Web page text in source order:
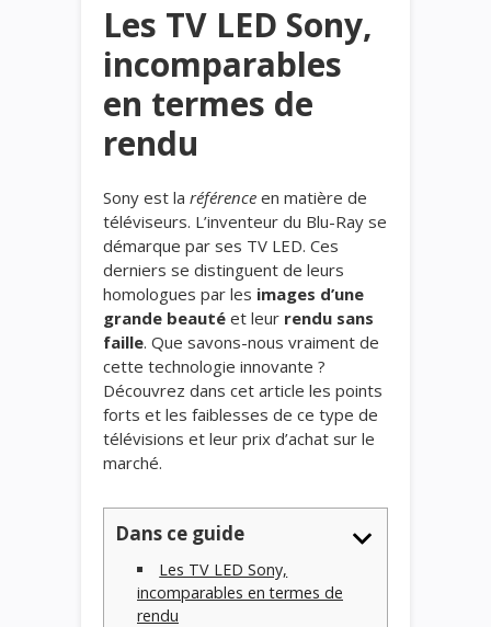
Les TV LED Sony,
incomparables
en termes de
rendu
Sony est la référence en matière de
téléviseurs. L’inventeur du Blu-Ray se
démarque par ses TV LED. Ces
derniers se distinguent de leurs
homologues par les images d’une
grande beauté et leur rendu sans
faille. Que savons-nous vraiment de
cette technologie innovante ?
Découvrez dans cet article les points
forts et les faiblesses de ce type de
télévisions et leur prix d’achat sur le
marché.
Dans ce guide
Les TV LED Sony,
incomparables en termes de
rendu